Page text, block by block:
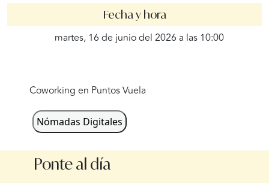
Fecha y hora
martes, 16 de junio del 2026 a las 10:00
Coworking en Puntos Vuela
Nómadas Digitales
Ponte al día